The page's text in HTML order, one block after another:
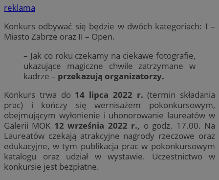
reklama
Konkurs odbywać się będzie w dwóch kategoriach: I –
Miasto Zabrze oraz II – Open.
– Jak co roku czekamy na ciekawe fotografie,
ukazujące magiczne chwile zatrzymane w
kadrze – przekazują organizatorzy.
Konkurs trwa do 14 lipca 2022 r. (termin składania
prac) i kończy się wernisażem pokonkursowym,
obejmującym wyłonienie i uhonorowanie laureatów w
Galerii MOK 12 września 2022 r., o godz. 17.00. Na
Laureatów czekają atrakcyjne nagrody rzeczowe oraz
edukacyjne, w tym publikacja prac w pokonkursowym
katalogu oraz udział w wystawie. Uczestnictwo w
konkursie jest bezpłatne.